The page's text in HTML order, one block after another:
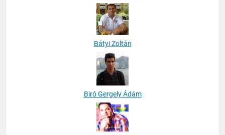
Bátyi Zoltán
Biró Gergely Ádám